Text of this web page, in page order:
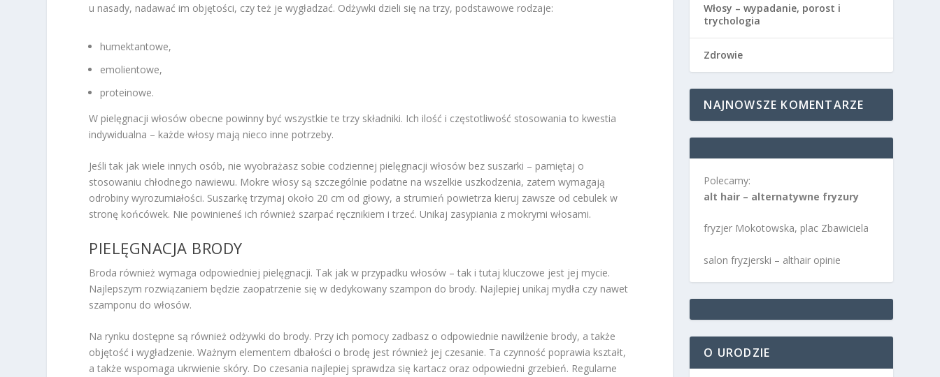
u nasady, nadawać im objętości, czy też je wygładzać. Odżywki dzieli się na trzy, podstawowe rodzaje:
humektantowe,
emolientowe,
proteinowe.
W pielęgnacji włosów obecne powinny być wszystkie te trzy składniki. Ich ilość i częstotliwość stosowania to kwestia
indywidualna – każde włosy mają nieco inne potrzeby.
Jeśli tak jak wiele innych osób, nie wyobrażasz sobie codziennej pielęgnacji włosów bez suszarki – pamiętaj o
stosowaniu chłodnego nawiewu. Mokre włosy są szczególnie podatne na wszelkie uszkodzenia, zatem wymagają
odrobiny wyrozumiałości. Suszarkę trzymaj około 20 cm od głowy, a strumień powietrza kieruj zawsze od cebulek w
stronę końcówek. Nie powinieneś ich również szarpać ręcznikiem i trzeć. Unikaj zasypiania z mokrymi włosami.
PIELĘGNACJA BRODY
Broda również wymaga odpowiedniej pielęgnacji. Tak jak w przypadku włosów – tak i tutaj kluczowe jest jej mycie.
Najlepszym rozwiązaniem będzie zaopatrzenie się w dedykowany szampon do brody. Najlepiej unikaj mydła czy nawet
szamponu do włosów.
Na rynku dostępne są również odżywki do brody. Przy ich pomocy zadbasz o odpowiednie nawilżenie brody, a także
objętość i wygładzenie. Ważnym elementem dbałości o brodę jest również jej czesanie. Ta czynność poprawia kształt,
a także wspomaga ukrwienie skóry. Do czesania najlepiej sprawdza się kartacz oraz odpowiedni grzebień. Regularne
Włosy – wypadanie, porost i
trychologia
Zdrowie
NAJNOWSZE KOMENTARZE
Polecamy:
alt hair – alternatywne fryzury
fryzjer Mokotowska, plac Zbawiciela
salon fryzjerski – althair opinie
O URODZIE